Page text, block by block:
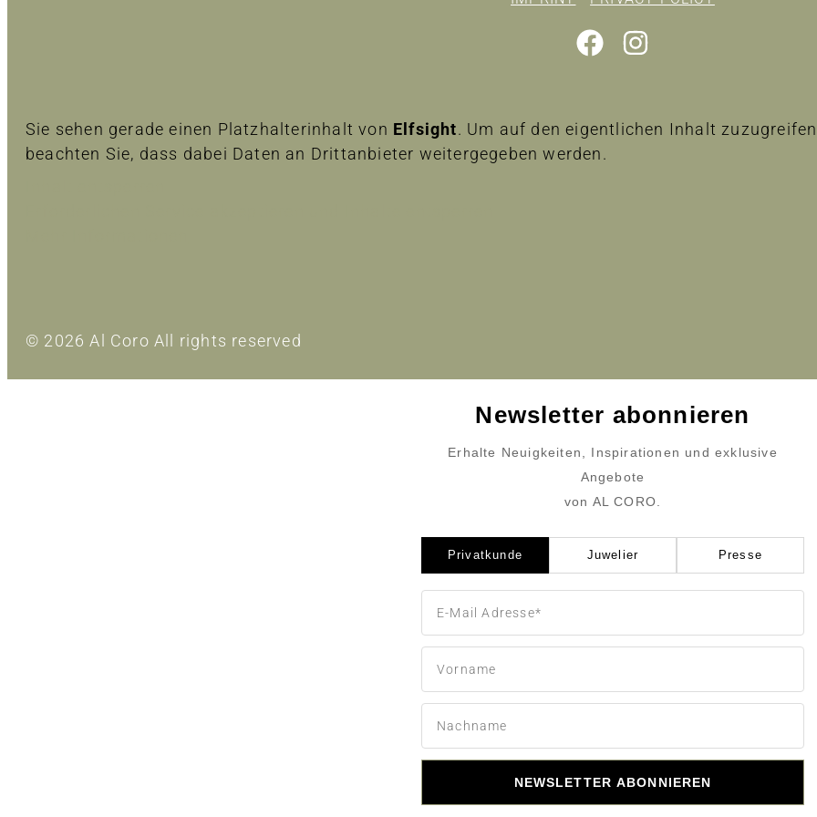
Sie sehen gerade einen Platzhalterinhalt von Elfsight. Um auf den eigentlichen Inhalt
beachten Sie, dass dabei Daten an Drittanbieter weitergegeben werden.
© 2026 Al Coro All rights reserved
Newsletter abonnieren
Erhalte Neuigkeiten, Inspirationen und exklusive
Angebote
von AL CORO.
Privatkunde Juwelier Presse
NEWSLETTER ABONNIEREN